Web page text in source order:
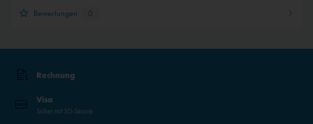
Bewertungen 0
Rechnung
Visa
Sicher mit 3D-Secure